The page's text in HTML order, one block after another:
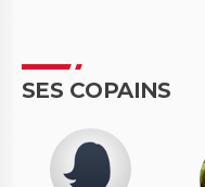
SES COPAINS